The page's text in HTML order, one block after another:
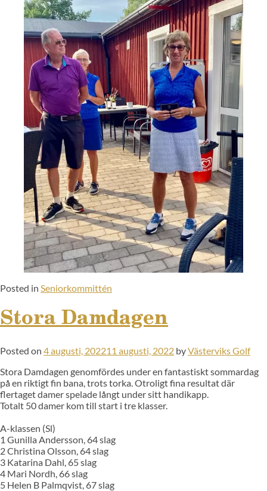
Posted in Seniorkommittén
Stora Damdagen
Posted on 4 augusti, 202211 augusti, 2022 byVästerviks Golf
Stora Damdagen genomfördes under en fantastiskt sommardag
på en riktigt fin bana, trots torka. Otroligt fina resultat där
flertaget damer spelade långt under sitt handikapp.
Totalt 50 damer kom till start i tre klasser.
A-klassen (Sl)
1 Gunilla Andersson, 64 slag
2 Christina Olsson, 64 slag
3 Katarina Dahl, 65 slag
4 Mari Nordh, 66 slag
5 Helen B Palmqvist, 67 slag